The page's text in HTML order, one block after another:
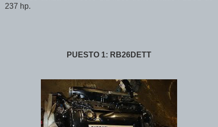
237 hp.
PUESTO 1: RB26DETT